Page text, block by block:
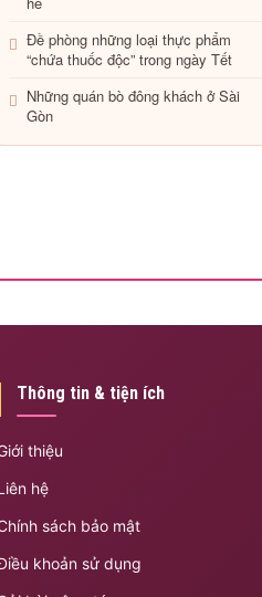
Đề phòng những loại thực phẩm
“chứa thuốc độc” trong ngày Tết
Những quán bò đông khách ở Sài
Gòn
Thông tin & tiện ích
thiệu
hệ
sách bảo mật
khoản sử dụng